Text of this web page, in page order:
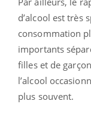
d’alcool est très
consommation
importants
filles et de
l’alcool
plus souvent.